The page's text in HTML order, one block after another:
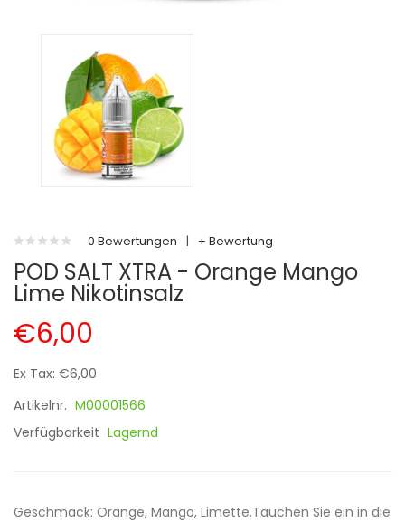
0 Bewertungen | + Bewertung
POD SALT XTRA - Orange Mango
Lime Nikotinsalz
€6,00
Ex Tax: €6,00
Artikelnr. M00001566
Verfügbarkeit Lagernd
Geschmack: Orange, Mango, Limette.Tauchen Sie ein in die